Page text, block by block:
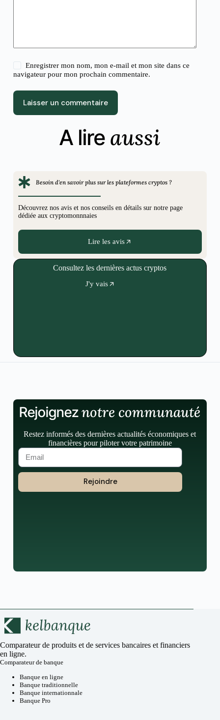
Enregistrer mon nom, mon e-mail et mon site dans ce
navigateur pour mon prochain commentaire.
Laisser un commentaire
A lire aussi
Besoin d'en savoir plus sur les plateformes cryptos ?
Découvrez nos avis et nos conseils en détails sur notre page
dédiée aux cryptomonnnaies
Lire les avis
Consultez les dernières actus cryptos
J'y vais
Rejoigneznotre communauté
Restez informés des dernières actualités économiques et
financières pour piloter votre patrimoine
Rejoindre
Comparateur de produits et de services bancaires et financiers
en ligne.
Comparateur de banque
Banque en ligne
Banque traditionnelle
Banque internationnale
Banque Pro